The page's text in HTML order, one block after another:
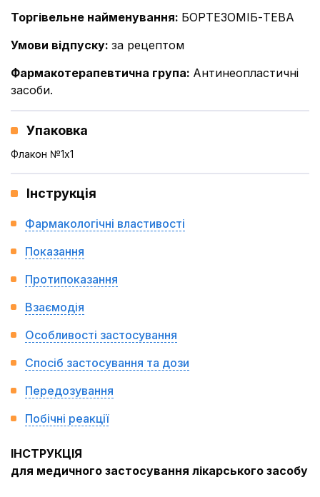
Торгівельне найменування: БОРТЕЗОМІБ-ТЕВА
Умови відпуску: за рецептом
Фармакотерапевтична група: Антинеопластичні
засоби.
Упаковка
Флакон №1x1
Інструкція
Фармакологічні властивості
Показання
Протипоказання
Взаємодія
Особливості застосування
Спосіб застосування та дози
Передозування
Побічні реакції
ІНСТРУКЦІЯ
для медичного застосування лікарського засобу